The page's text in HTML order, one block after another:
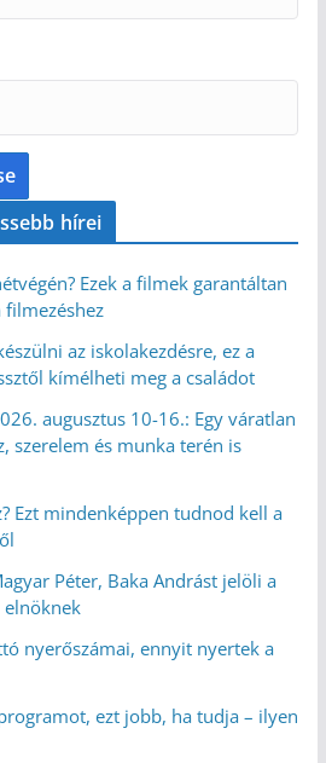
hírei
Ezek a filmek garantáltan
filmezéshez
az iskolakezdésre, ez a
kímélheti meg a családot
augusztus 10-16.: Egy váratlan
szerelem és munka terén is
Ezt mindenképpen tudnod kell a
Péter, Baka Andrást jelöli a
elnöknek
nyerőszámai, ennyit nyertek a
ezt jobb, ha tudja – ilyen